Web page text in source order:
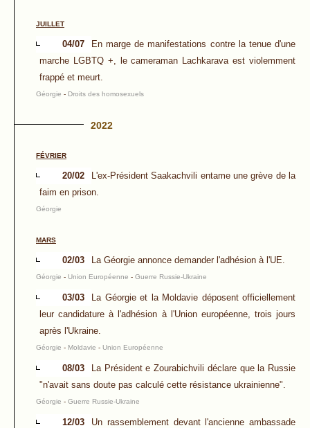
JUILLET
04/07
En marge de manifestations contre la tenue d'une
marche LGBTQ +, le cameraman Lachkarava est violemment
frappé et meurt.
Géorgie - Droits des homosexuels
2022
FÉVRIER
20/02
L'ex-Président Saakachvili entame une grève de la
faim en prison.
Géorgie
MARS
02/03 La Géorgie annonce demander l'adhésion à l'UE.
Géorgie - Union Européenne - Guerre Russie-Ukraine
03/03
La Géorgie et la Moldavie déposent officiellement
leur candidature à l'adhésion à l'Union européenne, trois jours
après l'Ukraine.
Géorgie - Moldavie - Union Européenne
08/03
La Président e Zourabichvili déclare que la Russie
"n'avait sans doute pas calculé cette résistance ukrainienne".
Géorgie - Guerre Russie-Ukraine
12/03
Un rassemblement devant l'ancienne ambassade